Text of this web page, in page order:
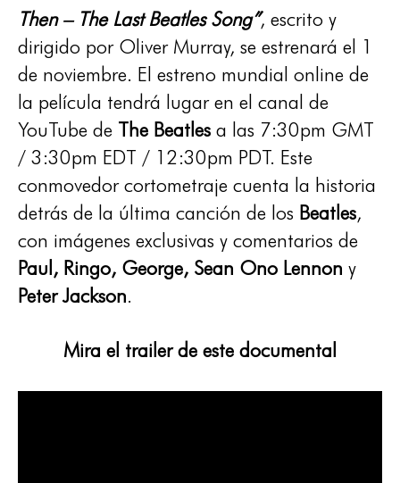
Then – The Last Beatles Song”, escrito y
dirigido por Oliver Murray, se estrenará el 1
de noviembre. El estreno mundial online de
la película tendrá lugar en el canal de
YouTube de The Beatles a las 7:30pm GMT
/ 3:30pm EDT / 12:30pm PDT. Este
conmovedor cortometraje cuenta la historia
detrás de la última canción de los Beatles,
con imágenes exclusivas y comentarios de
Paul, Ringo, George, Sean Ono Lennon y
Peter Jackson.
Mira el trailer de este documental